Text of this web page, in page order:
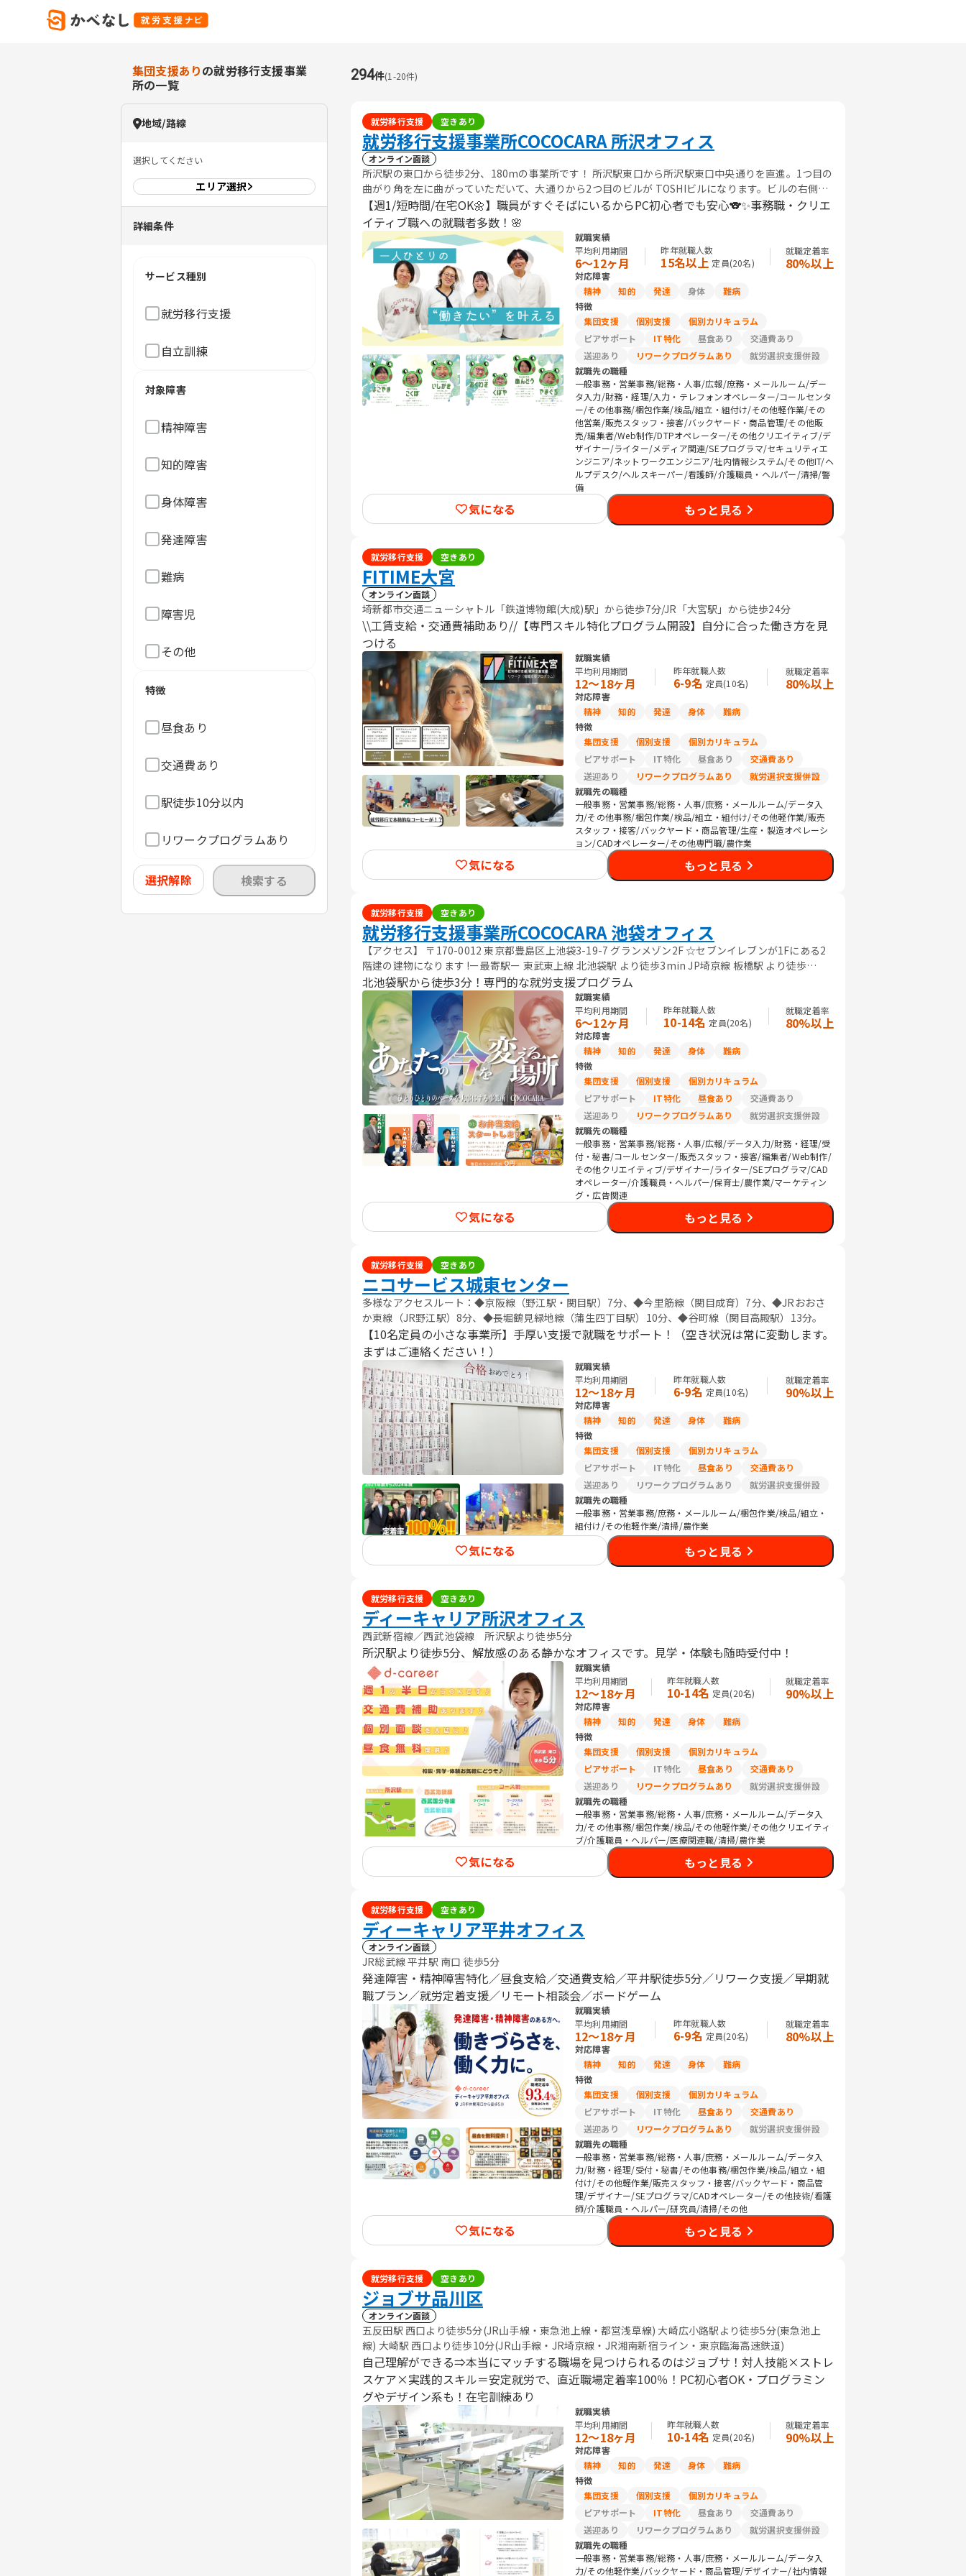
集団支援ありの就労移行支援事業
所の一覧
地域/路線
選択してください
エリア選択
詳細条件
サービス種別
就労移行支援
自立訓練
対象障害
精神障害
知的障害
身体障害
発達障害
難病
障害児
その他
特徴
昼食あり
交通費あり
駅徒歩10分以内
リワークプログラムあり
選択解除 検索する
294件(1 -20件)
就労移行支援 空きあり
就労移行支援事業所COCOCARA 所沢オフィス
オンライン面談
所沢駅の東口から徒歩2分、180mの事業所です！ 所沢駅東口から所沢駅東口中央通りを直進。1つ目の
曲がり角を左に曲がっていただいて、大通りから2つ目のビルが TOSHIビルになります。ビルの右側、
奥のエレベーターから5階がCOCOCARAになります(^^
【週1/短時間/在宅OK🌼】職員がすぐそばにいるからPC初心者でも安心🐨✨事務職・クリエ
イティブ職への就職者多数！🌸
就職実績
平均利用期間
6〜12ヶ月
昨年就職人数
15名以上 定員(20名)
就職定着率
80%以上
対応障害
精神
知的 発達 身体
難病
特徴
集団支援
個別支援
個別カリキュラム
ピアサポート
IT特化 昼食あり
交通費あり
送迎あり
リワークプログラムあり
就労選択支援併設
就職先の職種
一般事務・営業事務/総務・人事/広報/庶務・メールルーム/デー
タ入力/財務・経理/入力・テレフォンオペレーター/コールセンタ
ー/その他事務/梱包作業/検品/組立・組付け/その他軽作業/その
他営業/販売スタッフ・接客/バックヤード・商品管理/その他販
売/編集者/Web制作/DTPオペレーター/その他クリエイティブ/デ
ザイナー/ライター/メディア関連/SEプログラマ/セキュリティエ
ンジニア/ネットワークエンジニア/社内情報システム/その他IT/ヘ
ルプデスク/ヘルスキーパー/看護師/介護職員・ヘルパー/清掃/警
備
気になる もっと見る
就労移行支援 空きあり
FITIME大宮
オンライン面談
埼新都市交通ニューシャトル「鉄道博物館(大成)駅」から徒歩7分/JR「大宮駅」から徒歩24分
\\工賃支給・交通費補助あり//【専門スキル特化プログラム開設】自分に合った働き方を見
つける
就職実績
平均利用期間
12〜18ヶ月
昨年就職人数
6-9名 定員(10名)
就職定着率
80%以上
対応障害
精神
知的 発達 身体
難病
特徴
集団支援
個別支援
個別カリキュラム
ピアサポート
IT特化 昼食あり
交通費あり
送迎あり
リワークプログラムあり
就労選択支援併設
就職先の職種
一般事務・営業事務/総務・人事/庶務・メールルーム/データ入
力/その他事務/梱包作業/検品/組立・組付け/その他軽作業/販売
スタッフ・接客/バックヤード・商品管理/生産・製造オペレーシ
ョン/CADオペレーター/その他専門職/農作業
気になる もっと見る
就労移行支援 空きあり
就労移行支援事業所COCOCARA 池袋オフィス
【アクセス】 〒170-0012 東京都豊島区上池袋3-19-7 グランメゾン2F ☆セブンイレブンが1Fにある2
階建の建物になります !ー最寄駅ー 東武東上線 北池袋駅 より徒歩3min JP埼京線 板橋駅 より徒歩
10min
北池袋駅から徒歩3分！専門的な就労支援プログラム
就職実績
平均利用期間
6〜12ヶ月
昨年就職人数
10-14名 定員(20名)
就職定着率
80%以上
対応障害
精神
知的 発達 身体
難病
特徴
集団支援
個別支援
個別カリキュラム
ピアサポート
IT特化 昼食あり
交通費あり
送迎あり
リワークプログラムあり
就労選択支援併設
就職先の職種
一般事務・営業事務/総務・人事/広報/データ入力/財務・経理/受
付・秘書/コールセンター/販売スタッフ・接客/編集者/Web制作/
その他クリエイティブ/デザイナー/ライター/SEプログラマ/CAD
オペレーター/介護職員・ヘルパー/保育士/農作業/マーケティン
グ・広告関連
気になる もっと見る
就労移行支援 空きあり
ニコサービス城東センター
多様なアクセスルート：◆京阪線（野江駅・関目駅）7分、◆今里筋線（関目成育）7分、◆JRおおさ
か東線（JR野江駅）8分、◆長堀鶴見緑地線（蒲生四丁目駅）10分、◆谷町線（関目高殿駅）13分。
【10名定員の小さな事業所】手厚い支援で就職をサポート！（空き状況は常に変動します。
まずはご連絡ください！）
就職実績
平均利用期間
12〜18ヶ月
昨年就職人数
6-9名 定員(10名)
就職定着率
90%以上
対応障害
精神
知的 発達 身体
難病
特徴
集団支援
個別支援
個別カリキュラム
ピアサポート
IT特化 昼食あり
交通費あり
送迎あり
リワークプログラムあり
就労選択支援併設
就職先の職種
一般事務・営業事務/庶務・メールルーム/梱包作業/検品/組立・
組付け/その他軽作業/清掃/農作業
気になる もっと見る
就労移行支援 空きあり
ディーキャリア所沢オフィス
西武新宿線／西武池袋線 所沢駅より徒歩5分
所沢駅より徒歩5分、解放感のある静かなオフィスです。見学・体験も随時受付中！
就職実績
平均利用期間
12〜18ヶ月
昨年就職人数
10-14名 定員(20名)
就職定着率
90%以上
対応障害
精神
知的 発達 身体
難病
特徴
集団支援
個別支援
個別カリキュラム
ピアサポート
IT特化 昼食あり
交通費あり
送迎あり
リワークプログラムあり
就労選択支援併設
就職先の職種
一般事務・営業事務/総務・人事/庶務・メールルーム/データ入
力/その他事務/梱包作業/検品/その他軽作業/その他クリエイティ
ブ/介護職員・ヘルパー/医療関連職/清掃/農作業
気になる もっと見る
就労移行支援 空きあり
ディーキャリア平井オフィス
オンライン面談
JR総武線 平井駅 南口 徒歩5分
発達障害・精神障害特化／昼食支給／交通費支給／平井駅徒歩5分／リワーク支援／早期就
職プラン／就労定着支援／リモート相談会／ボードゲーム
就職実績
平均利用期間
12〜18ヶ月
昨年就職人数
6-9名 定員(20名)
就職定着率
80%以上
対応障害
精神
知的 発達 身体
難病
特徴
集団支援
個別支援
個別カリキュラム
ピアサポート
IT特化 昼食あり
交通費あり
送迎あり
リワークプログラムあり
就労選択支援併設
就職先の職種
一般事務・営業事務/総務・人事/庶務・メールルーム/データ入
力/財務・経理/受付・秘書/その他事務/梱包作業/検品/組立・組
付け/その他軽作業/販売スタッフ・接客/バックヤード・商品管
理/デザイナー/SEプログラマ/CADオペレーター/その他技術/看護
師/介護職員・ヘルパー/研究員/清掃/その他
気になる もっと見る
就労移行支援 空きあり
ジョブサ品川区
オンライン面談
五反田駅 西口より徒歩5分(JR山手線・東急池上線・都営浅草線) 大崎広小路駅より徒歩5分(東急池上
線) 大崎駅 西口より徒歩10分(JR山手線・JR埼京線・JR湘南新宿ライン・東京臨海高速鉄道)
自己理解ができる⇒本当にマッチする職場を見つけられるのはジョブサ！対人技能×ストレ
スケア×実践的スキル＝安定就労で、直近職場定着率100％！PC初心者OK・プログラミン
グやデザイン系も！在宅訓練あり
就職実績
平均利用期間
12〜18ヶ月
昨年就職人数
10-14名 定員(20名)
就職定着率
90%以上
対応障害
精神
知的 発達 身体
難病
特徴
集団支援
個別支援
個別カリキュラム
ピアサポート
IT特化 昼食あり
交通費あり
送迎あり
リワークプログラムあり
就労選択支援併設
就職先の職種
一般事務・営業事務/総務・人事/庶務・メールルーム/データ入
力/その他軽作業/バックヤード・商品管理/デザイナー/社内情報